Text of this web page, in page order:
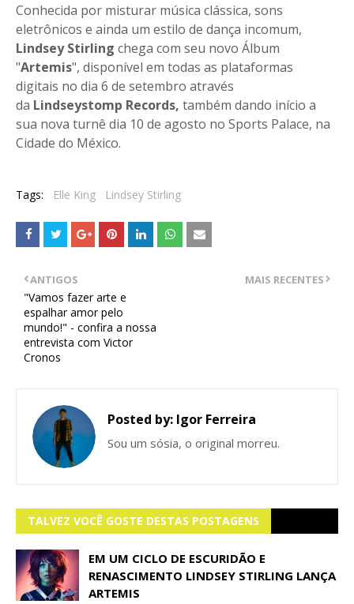
Conhecida por misturar música clássica, sons
eletrônicos e ainda um estilo de dança incomum,
Lindsey Stirling chega com seu novo Álbum
"Artemis", disponível em todas as plataformas
digitais no dia 6 de setembro através
da Lindseystomp Records, também dando início a
sua nova turnê dia 10 de agosto no Sports Palace, na
Cidade do México.
Tags: Elle King Lindsey Stirling
MAIS RECENTES
ANTIGOS
"Vamos fazer arte e
espalhar amor pelo
mundo!" - confira a nossa
entrevista com Victor
Cronos
Posted by: Igor Ferreira
Sou um sósia, o original morreu.
TALVEZ VOCÊ GOSTE DESTAS POSTAGENS
EM UM CICLO DE ESCURIDÃO E
RENASCIMENTO LINDSEY STIRLING LANÇA
ARTEMIS